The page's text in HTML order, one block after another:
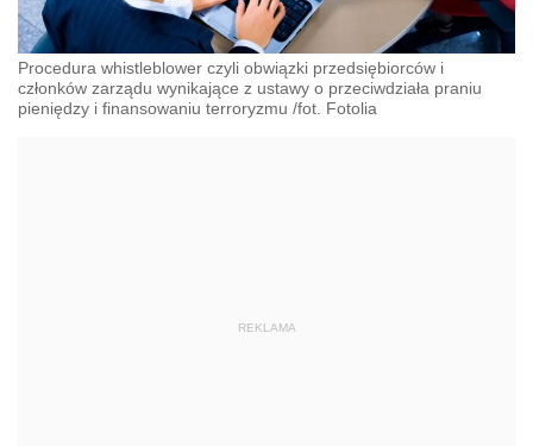
Procedura whistleblower czyli obwiązki przedsiębiorców i
członków zarządu wynikające z ustawy o przeciwdziała praniu
pieniędzy i finansowaniu terroryzmu /fot. Fotolia